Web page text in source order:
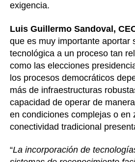
exigencia.
Luis Guillermo Sandoval,
que es muy importante aportar
tecnológica a un proceso tan
como las elecciones
los procesos democráticos
más de infraestructuras
capacidad de operar de
en condiciones complejas o en
conectividad tradicional
“La incorporación de